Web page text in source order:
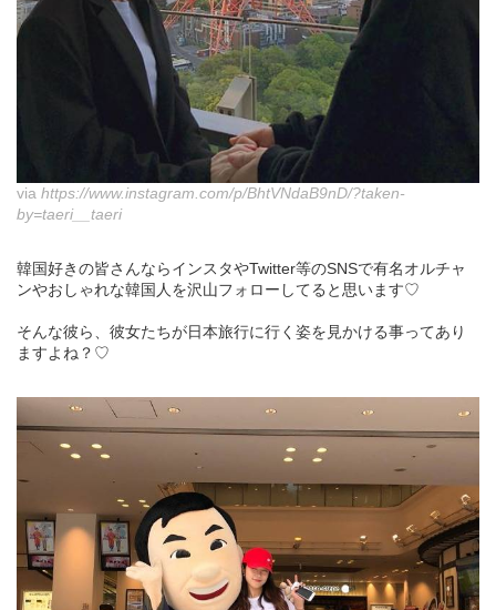
via https://www.instagram.com/p/BhtVNdaB9nD/?taken-
by=taeri__taeri
韓国好きの皆さんならインスタやTwitter等のSNSで有名オルチャ
ンやおしゃれな韓国人を沢山フォローしてると思います♡
そんな彼ら、彼女たちが日本旅行に行く姿を見かける事ってあり
ますよね？♡